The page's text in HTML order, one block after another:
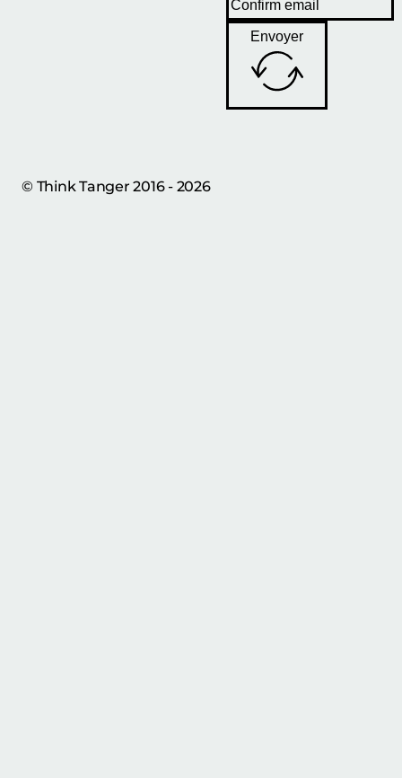
Envoyer
© Think Tanger 2016 - 2026